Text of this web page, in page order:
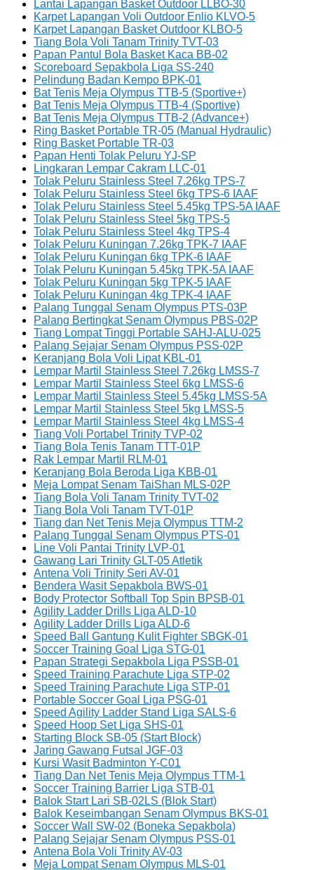
Lantai Lapangan Basket Outdoor LLBO-30
Karpet Lapangan Voli Outdoor Enlio KLVO-5
Karpet Lapangan Basket Outdoor KLBO-5
Tiang Bola Voli Tanam Trinity TVT-03
Papan Pantul Bola Basket Kaca BB-02
Scoreboard Sepakbola Liga SS-240
Pelindung Badan Kempo BPK-01
Bat Tenis Meja Olympus TTB-5 (Sportive+)
Bat Tenis Meja Olympus TTB-4 (Sportive)
Bat Tenis Meja Olympus TTB-2 (Advance+)
Ring Basket Portable TR-05 (Manual Hydraulic)
Ring Basket Portable TR-03
Papan Henti Tolak Peluru YJ-SP
Lingkaran Lempar Cakram LLC-01
Tolak Peluru Stainless Steel 7.26kg TPS-7
Tolak Peluru Stainless Steel 6kg TPS-6 IAAF
Tolak Peluru Stainless Steel 5.45kg TPS-5A IAAF
Tolak Peluru Stainless Steel 5kg TPS-5
Tolak Peluru Stainless Steel 4kg TPS-4
Tolak Peluru Kuningan 7.26kg TPK-7 IAAF
Tolak Peluru Kuningan 6kg TPK-6 IAAF
Tolak Peluru Kuningan 5.45kg TPK-5A IAAF
Tolak Peluru Kuningan 5kg TPK-5 IAAF
Tolak Peluru Kuningan 4kg TPK-4 IAAF
Palang Tunggal Senam Olympus PTS-03P
Palang Bertingkat Senam Olympus PBS-02P
Tiang Lompat Tinggi Portable SAHJ-ALU-025
Palang Sejajar Senam Olympus PSS-02P
Keranjang Bola Voli Lipat KBL-01
Lempar Martil Stainless Steel 7.26kg LMSS-7
Lempar Martil Stainless Steel 6kg LMSS-6
Lempar Martil Stainless Steel 5.45kg LMSS-5A
Lempar Martil Stainless Steel 5kg LMSS-5
Lempar Martil Stainless Steel 4kg LMSS-4
Tiang Voli Portabel Trinity TVP-02
Tiang Bola Tenis Tanam TTT-01P
Rak Lempar Martil RLM-01
Keranjang Bola Beroda Liga KBB-01
Meja Lompat Senam TaiShan MLS-02P
Tiang Bola Voli Tanam Trinity TVT-02
Tiang Bola Voli Tanam TVT-01P
Tiang dan Net Tenis Meja Olympus TTM-2
Palang Tunggal Senam Olympus PTS-01
Line Voli Pantai Trinity LVP-01
Gawang Lari Trinity GLT-05 Atletik
Antena Voli Trinity Seri AV-01
Bendera Wasit Sepakbola BWS-01
Body Protector Softball Top Spin BPSB-01
Agility Ladder Drills Liga ALD-10
Agility Ladder Drills Liga ALD-6
Speed Ball Gantung Kulit Fighter SBGK-01
Soccer Training Goal Liga STG-01
Papan Strategi Sepakbola Liga PSSB-01
Speed Training Parachute Liga STP-02
Speed Training Parachute Liga STP-01
Portable Soccer Goal Liga PSG-01
Speed Agility Ladder Stand Liga SALS-6
Speed Hoop Set Liga SHS-01
Starting Block SB-05 (Start Block)
Jaring Gawang Futsal JGF-03
Kursi Wasit Badminton Y-C01
Tiang Dan Net Tenis Meja Olympus TTM-1
Soccer Training Barrier Liga STB-01
Balok Start Lari SB-02LS (Blok Start)
Balok Keseimbangan Senam Olympus BKS-01
Soccer Wall SW-02 (Boneka Sepakbola)
Palang Sejajar Senam Olympus PSS-01
Antena Bola Voli Trinity AV-03
Meja Lompat Senam Olympus MLS-01